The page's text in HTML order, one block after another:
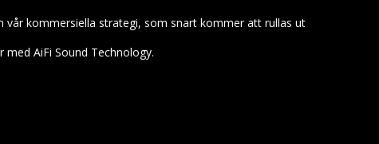
vår kommersiella strategi, som snart kommer att rullas ut
AiFi Sound Technology.